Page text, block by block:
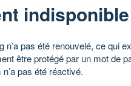
indisponible
n’a pas été renouvelé, ce qui
être protégé par un mot de
pas été réactivé.